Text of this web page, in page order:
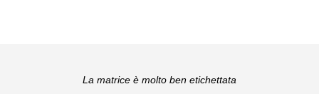
La matrice è molto ben etichettata